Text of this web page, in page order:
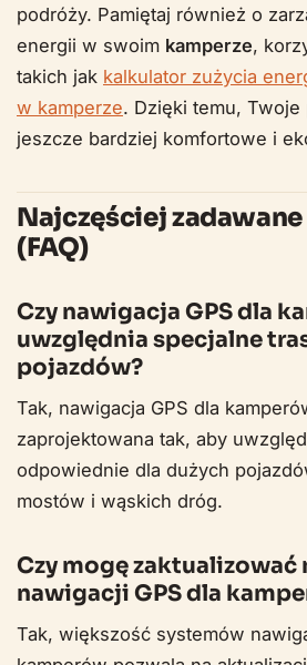
podróży. Pamiętaj również o
energii w swoim kamperze,
takich jak kalkulator zużycia
w kamperze. Dzięki temu, Twoje
jeszcze bardziej komfortowe i
Najczęściej
(FAQ)
Czy nawigacja GPS dla
uwzględnia specjalne
pojazdów?
Tak, nawigacja GPS dla
zaprojektowana tak, aby
odpowiednie dla dużych
mostów i wąskich dróg.
Czy mogę zaktualizować
nawigacji GPS dla
Tak, większość systemów